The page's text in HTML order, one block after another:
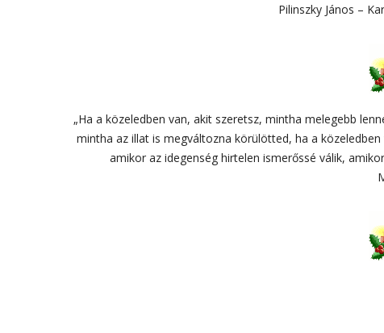
Pilinszky János –
„Ha a közeledben van, akit szeretsz, mintha melegebb
mintha az illat is megváltozna körülötted, ha a
amikor az idegenség hirtelen ismerőssé válik,